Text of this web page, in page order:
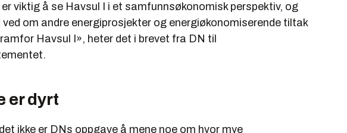
viktig å se Havsul I i et samfunnsøkonomisk perspektiv, og
om andre energiprosjekter og energiøkonomiserende tiltak
Havsul I», heter det i brevet fra DN til
er dyrt
ikke er DNs oppgave å mene noe om hvor mye